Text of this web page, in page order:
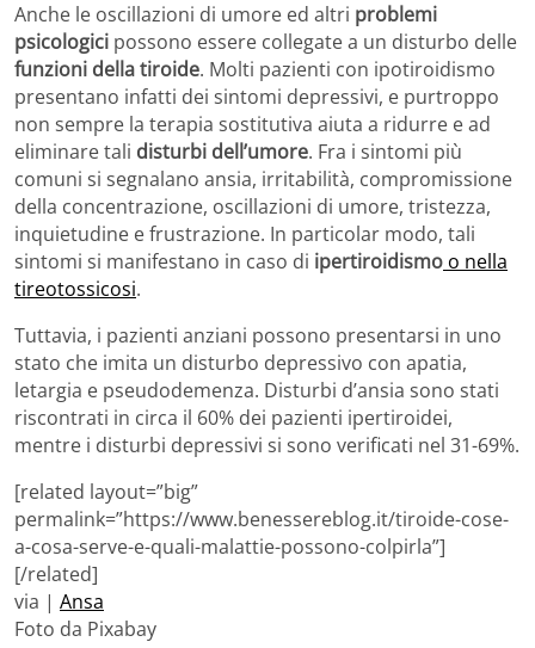
Anche le oscillazioni di umore ed altri problemi
psicologici possono essere collegate a un disturbo delle
funzioni della tiroide. Molti pazienti con ipotiroidismo
presentano infatti dei sintomi depressivi, e purtroppo
non sempre la terapia sostitutiva aiuta a ridurre e ad
eliminare tali disturbi dell’umore. Fra i sintomi più
comuni si segnalano ansia, irritabilità, compromissione
della concentrazione, oscillazioni di umore, tristezza,
inquietudine e frustrazione. In particolar modo, tali
sintomi si manifestano in caso di ipertiroidismo o nella
tireotossicosi.
Tuttavia, i pazienti anziani possono presentarsi in uno
stato che imita un disturbo depressivo con apatia,
letargia e pseudodemenza. Disturbi d’ansia sono stati
riscontrati in circa il 60% dei pazienti ipertiroidei,
mentre i disturbi depressivi si sono verificati nel 31-69%.
[related layout=”big”
permalink=”https://www.benessereblog.it/tiroide-cose-
a-cosa-serve-e-quali-malattie-possono-colpirla”]
[/related]
via | Ansa
Foto da Pixabay